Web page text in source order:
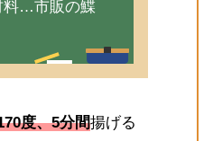
料…市販の鰈
度、5分間揚げる